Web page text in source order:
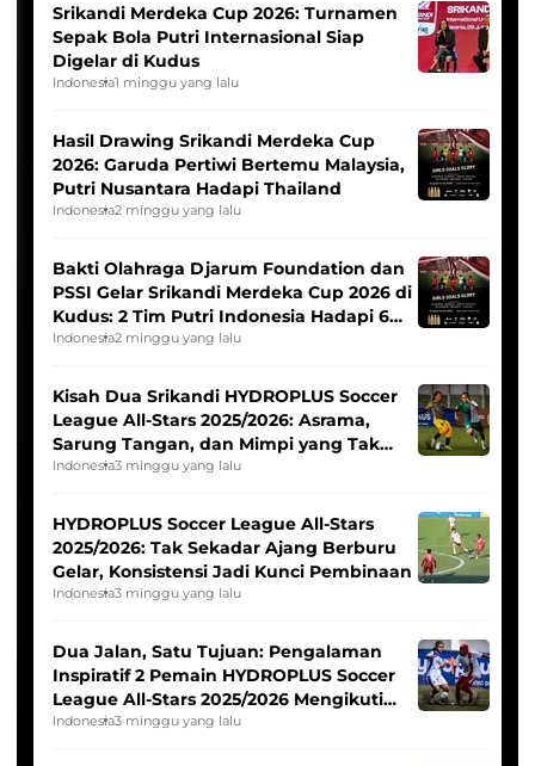
Srikandi Merdeka Cup 2026: Turnamen
Sepak Bola Putri Internasional Siap
Digelar di Kudus
Indonesia1 minggu yang lalu
Hasil Drawing Srikandi Merdeka Cup
2026: Garuda Pertiwi Bertemu Malaysia,
Putri Nusantara Hadapi Thailand
Indonesia2 minggu yang lalu
Bakti Olahraga Djarum Foundation dan
PSSI Gelar Srikandi Merdeka Cup 2026 di
Kudus: 2 Tim Putri Indonesia Hadapi 6
Tim Asia
Indonesia2 minggu yang lalu
Kisah Dua Srikandi HYDROPLUS Soccer
League All-Stars 2025/2026: Asrama,
Sarung Tangan, dan Mimpi yang Tak
Pernah Padam
Indonesia3 minggu yang lalu
HYDROPLUS Soccer League All-Stars
2025/2026: Tak Sekadar Ajang Berburu
Gelar, Konsistensi Jadi Kunci Pembinaan
Indonesia3 minggu yang lalu
Dua Jalan, Satu Tujuan: Pengalaman
Inspiratif 2 Pemain HYDROPLUS Soccer
League All-Stars 2025/2026 Mengikuti
Seleksi Timnas Indonesia Putri
Indonesia3 minggu yang lalu